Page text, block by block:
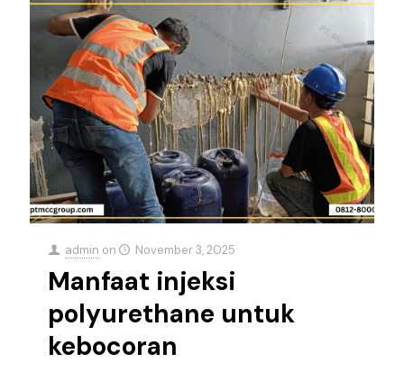
admin on November 3, 2025
Manfaat injeksi
polyurethane untuk
kebocoran